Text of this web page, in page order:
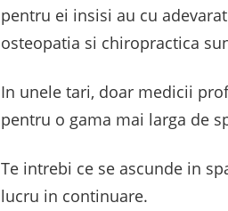
pentru ei insisi au cu
osteopatia si chiropractica
In unele tari, doar medicii
pentru o gama mai larga de
Te intrebi ce se ascunde in
lucru in continuare.